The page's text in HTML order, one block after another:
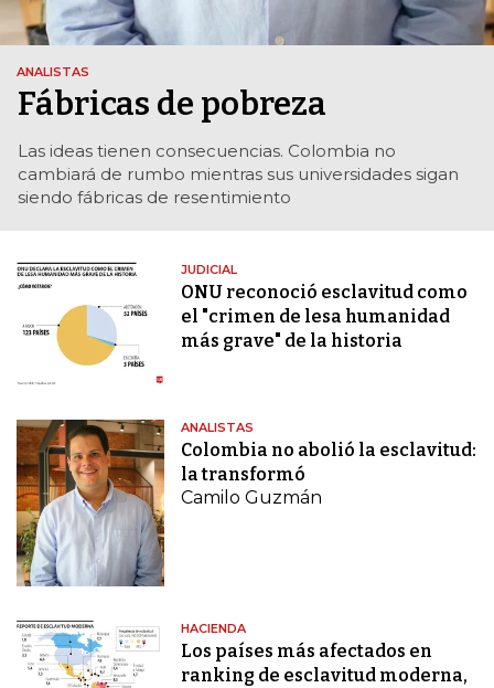
ANALISTAS
Fábricas de pobreza
Las ideas tienen consecuencias. Colombia no
cambiará de rumbo mientras sus universidades sigan
siendo fábricas de resentimiento
JUDICIAL
ONU reconoció esclavitud como
el "crimen de lesa humanidad
más grave" de la historia
ANALISTAS
Colombia no abolió la esclavitud:
la transformó
Camilo Guzmán
HACIENDA
Los países más afectados en
ranking de esclavitud moderna,